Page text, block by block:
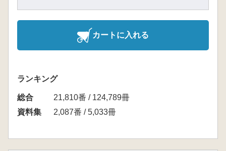
カートに入れる
ランキング
総合
21,810番 / 124,789冊
資料集
2,087番 / 5,033冊